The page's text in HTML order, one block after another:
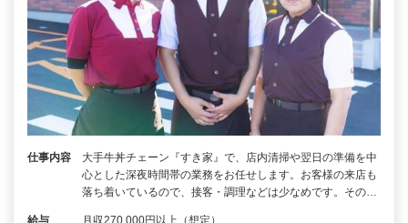
仕事内容
大手牛丼チェーン『すき家』で、店内清掃や翌日の準備を中
心とした深夜時間帯の業務をお任せします。お客様の来店も
落ち着いているので、接客・調理などは少なめです。その…